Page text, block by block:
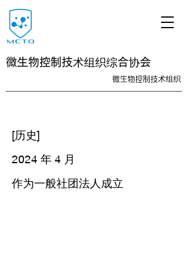
微生物控制技术组织综合协会
微生物控制技术组织
[历史]
2024 年 4 月
作为一般社团法人成立